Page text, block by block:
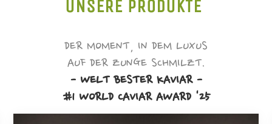
UNSERE PRODUKTE
DER MOMENT, IN DEM LUXUS
AUF DER ZUNGE SCHMILZT.
- WELT BESTER KAVIAR -
#1 WORLD CAVIAR AWARD '25